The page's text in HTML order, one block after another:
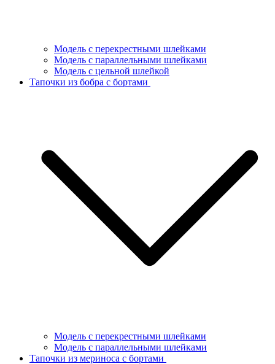
Модель с перекрестными шлейками
Модель с параллельными шлейками
Модель с цельной шлейкой
Тапочки из бобра с бортами
Модель с перекрестными шлейками
Модель с параллельными шлейками
Тапочки из мериноса с бортами